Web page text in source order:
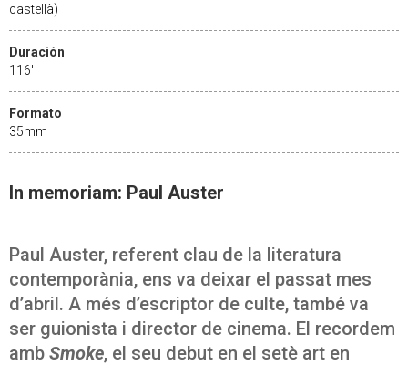
castellà)
Duración
116'
Formato
35mm
In memoriam: Paul Auster
Paul Auster, referent clau de la literatura
contemporània, ens va deixar el passat mes
d’abril. A més d’escriptor de culte, també va
ser guionista i director de cinema. El recordem
amb Smoke, el seu debut en el setè art en